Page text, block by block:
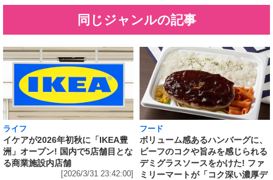
同じジャンルの記事
ライフ
イケアが2026年初秋に「IKEA豊
洲」オープン! 国内で5店舗目とな
る商業施設内店舗
[2026/3/31 23:42:00]
フード
ボリューム感あるハンバーグに、
ビーフのコクや旨みを感じられる
デミグラスソースをかけた! ファ
ミリーマートが「コク深い濃厚デ